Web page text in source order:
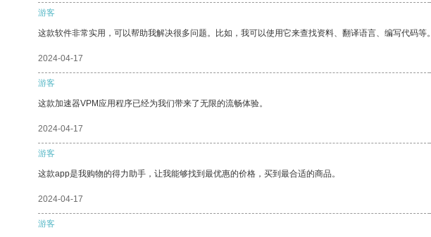
游客
这款软件非常实用，可以帮助我解决很多问题。比如，我可以使用它来查找资料、翻译语言、编写代码等。
2024-04-17
游客
这款加速器VPM应用程序已经为我们带来了无限的流畅体验。
2024-04-17
游客
这款app是我购物的得力助手，让我能够找到最优惠的价格，买到最合适的商品。
2024-04-17
游客